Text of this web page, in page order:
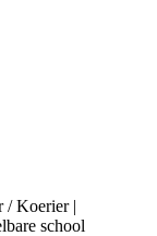
/ Koerier |
school